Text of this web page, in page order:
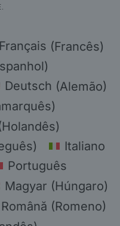
Français (Francês)
)
Deutsch (Alemão)
)
Holandês)
)
Italiano
Português
Magyar (Húngaro)
Română (Romeno)